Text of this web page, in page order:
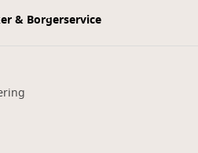
& Borgerservice